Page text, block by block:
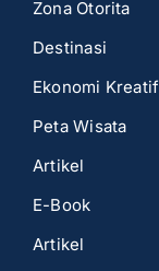
Zona Otorita
Destinasi
Ekonomi Kreatif
Peta Wisata
Artikel
E-Book
Artikel